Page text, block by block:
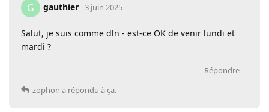
G gauthier 3 juin 2025
Salut, je suis comme dln - est-ce OK de venir lundi et
mardi ?
Répondre
zophon a répondu à ça.